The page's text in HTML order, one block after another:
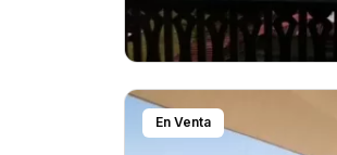
En Venta